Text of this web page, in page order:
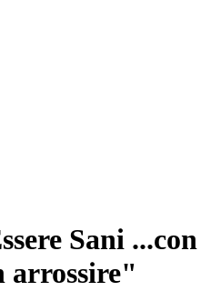
Sani ...con